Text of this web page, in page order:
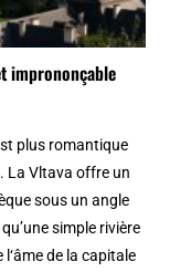
imprononçable
plus romantique
La Vltava offre un
sous un angle
simple rivière
de la capitale